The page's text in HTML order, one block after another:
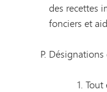
des recettes
fonciers et
Désignations
Tout